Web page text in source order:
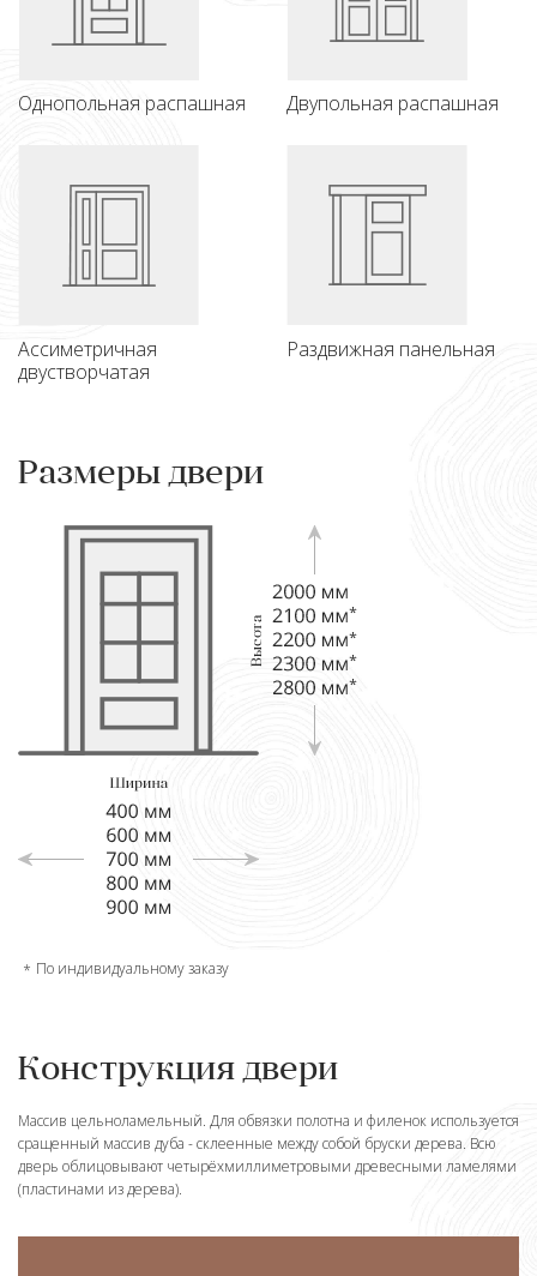
Однопольная распашная Двупольная распашная
Ассиметричная
двустворчатая
Раздвижная панельная
Размеры двери
По индивидуальному заказу
Конструкция двери
Массив цельноламельный. Для обвязки полотна и филенок используется
сращенный массив дуба - склеенные между собой бруски дерева. Всю
дверь облицовывают четырёхмиллиметровыми древесными ламелями
(пластинами из дерева).